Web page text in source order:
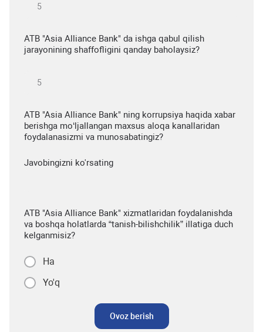
ATB "Asia Alliance Bank" da ishga qabul qilish
jarayonining shaffofligini qanday baholaysiz?
ATB "Asia Alliance Bank" ning korrupsiya haqida xabar
berishga mo‘ljallangan maxsus aloqa kanallaridan
foydalanasizmi va munosabatingiz?
Javobingizni ko'rsating
ATB "Asia Alliance Bank" xizmatlaridan foydalanishda
va boshqa holatlarda “tanish-bilishchilik” illatiga duch
kelganmisiz?
Ha
Yo'q
Ovoz berish